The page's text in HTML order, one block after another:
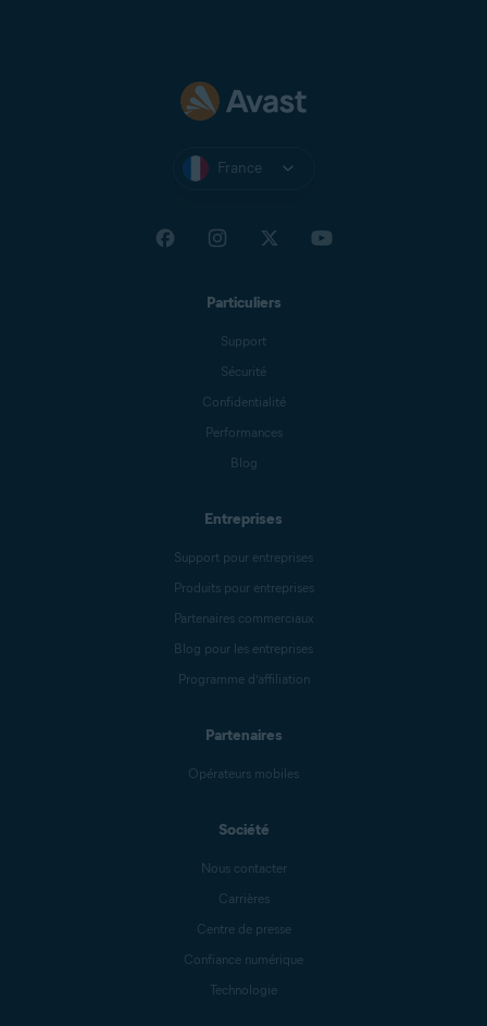
France
Particuliers
Support
Sécurité
Confidentialité
Performances
Blog
Entreprises
Support pour entreprises
Produits pour entreprises
Partenaires commerciaux
Blog pour les entreprises
Programme d’affiliation
Partenaires
Opérateurs mobiles
Société
Nous contacter
Carrières
Centre de presse
Confiance numérique
Technologie